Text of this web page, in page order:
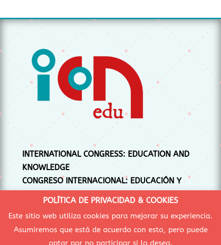
INTERNATIONAL CONGRESS: EDUCATION AND
KNOWLEDGE
CONGRESO INTERNACIONAL: EDUCACIÓN Y
CONOCIMIENTO
CONEIXEMENT
POLÍTICA DE PRIVACIDAD & COOKIES
Este sitio web utiliza cookies para mejorar su experiencia.
Asumiremos que está de acuerdo con esto, pero puede